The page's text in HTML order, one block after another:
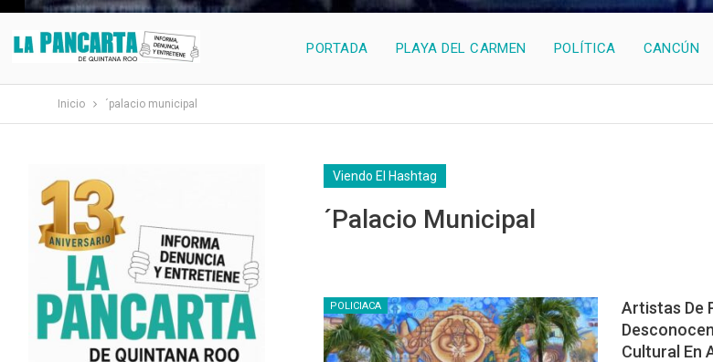
PORTADA PLAYA DEL CARMEN POLÍTICA CANCÚN
Inicio ´palacio municipal
Viendo El Hashtag
´palacio Municipal
POLICIACA
Artistas De
Cultural En